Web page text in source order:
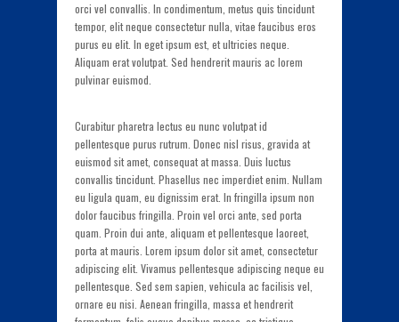
orci vel convallis. In condimentum, metus quis tincidunt
tempor, elit neque consectetur nulla, vitae faucibus eros
purus eu elit. In eget ipsum est, et ultricies neque.
Aliquam erat volutpat. Sed hendrerit mauris ac lorem
pulvinar euismod.
Curabitur pharetra lectus eu nunc volutpat id
pellentesque purus rutrum. Donec nisl risus, gravida at
euismod sit amet, consequat at massa. Duis luctus
convallis tincidunt. Phasellus nec imperdiet enim. Nullam
eu ligula quam, eu dignissim erat. In fringilla ipsum non
dolor faucibus fringilla. Proin vel orci ante, sed porta
quam. Proin dui ante, aliquam et pellentesque laoreet,
porta at mauris. Lorem ipsum dolor sit amet, consectetur
adipiscing elit. Vivamus pellentesque adipiscing neque eu
pellentesque. Sed sem sapien, vehicula ac facilisis vel,
ornare eu nisi. Aenean fringilla, massa et hendrerit